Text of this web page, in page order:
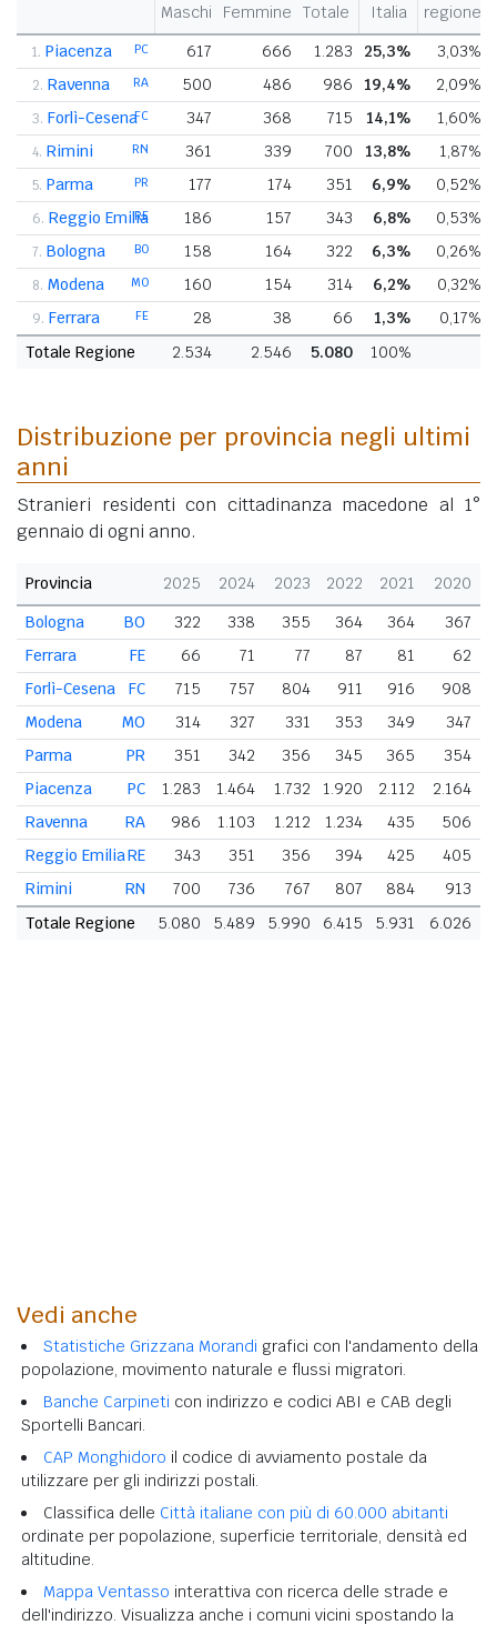
Italia
regione
Maschi Femmine Totale
1. PC
Piacenza 617 666 1.283 25,3% 3,03%
2. RA
Ravenna 500 486 986 19,4% 2,09%
3. FC
Forlì-Cesena 347 368 715 14,1% 1,60%
4. RN
Rimini 361 339 700 13,8% 1,87%
5. PR
Parma 177 174 351 6,9% 0,52%
6. RE
Reggio Emilia 186 157 343 6,8% 0,53%
7. BO
Bologna 158 164 322 6,3% 0,26%
8. MO
Modena 160 154 314 6,2% 0,32%
9. FE
Ferrara 28 38 66 1,3%
0,17%
Totale Regione
2.534 2.546 5.080 100%
Distribuzione per provincia negli ultimi
anni
Stranieri residenti con cittadinanza macedone al 1°
gennaio di ogni anno.
Provincia 2025 2024 2023 2022 2021
2020
BO
Bologna 322 338 355 364 364
367
FE
Ferrara 66 71 77 87 81
62
FC
Forlì-Cesena 715 757 804 911 916
908
MO
Modena 314 327 331 353 349
347
PR
Parma 351 342 356 345 365
354
PC
Piacenza 1.283 1.464 1.732 1.920 2.112
2.164
RA
Ravenna 986 1.103 1.212 1.234 435
506
RE
Reggio Emilia 343 351 356 394 425
405
RN
Rimini 700 736 767 807 884
913
Totale Regione
5.080 5.489 5.990 6.415 5.931 6.026
Vedi anche
Statistiche Grizzana Morandi grafici con l'andamento della
popolazione, movimento naturale e flussi migratori.
Banche Carpineti con indirizzo e codici ABI e CAB degli
Sportelli Bancari.
CAP Monghidoro il codice di avviamento postale da
utilizzare per gli indirizzi postali.
Classifica delle Città italiane con più di 60.000 abitanti
ordinate per popolazione, superficie territoriale, densità ed
altitudine.
Mappa Ventasso interattiva con ricerca delle strade e
dell'indirizzo. Visualizza anche i comuni vicini spostando la